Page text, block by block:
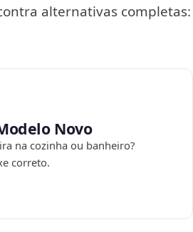
alternativas completas:
Novo
na cozinha ou banheiro?
correto.